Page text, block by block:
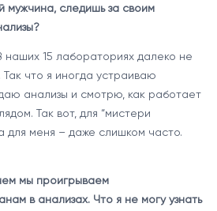
мужчина, следишь за своим
15 лабораториях далеко не
что я иногда устраиваю
анализы и смотрю, как работает
Так вот, для “мистери
для меня – даже слишком часто.
мы проигрываем
в анализах. Что я не могу узнать